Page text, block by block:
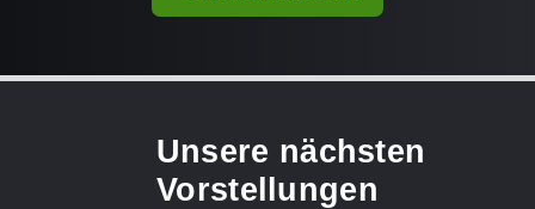
Unsere nächsten
Vorstellungen